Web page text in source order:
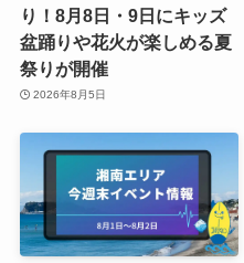
り！8月8日・9日にキッズ
盆踊りや花火が楽しめる夏
祭りが開催
2026年8月5日